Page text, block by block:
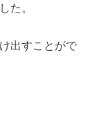
た。
出すことがで